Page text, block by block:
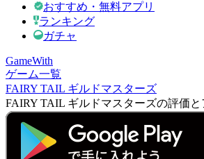
おすすめ・無料アプリ
ランキング
ガチャ
GameWith
ゲーム一覧
FAIRY TAIL ギルドマスターズ
FAIRY TAIL ギルドマスターズの評価と